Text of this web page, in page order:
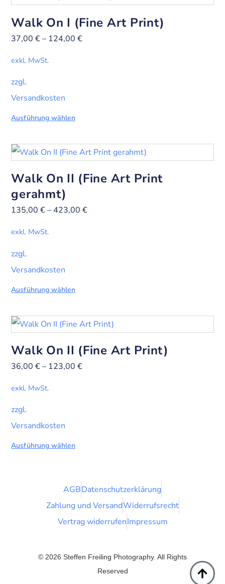
Walk On I (Fine Art Print)
37,00€– 124,00€
exkl. MwSt.
zzgl.
Versandkosten
Ausführung wählen
Walk On II (Fine Art Print
gerahmt)
135,00€– 423,00€
exkl. MwSt.
zzgl.
Versandkosten
Ausführung wählen
Walk On II (Fine Art Print)
36,00€– 123,00€
exkl. MwSt.
zzgl.
Versandkosten
Ausführung wählen
AGBDatenschutzerklärung
Zahlung und VersandWiderrufsrecht
Vertrag widerrufenImpressum
© 2026 Steffen Freiling Photography. All Rights
Reserved